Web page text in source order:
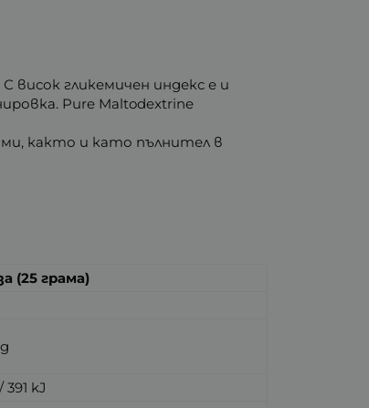
висок гликемичен индекс е и
Pure Maltodextrine
както и като пълнител в
(25 грама)
391 kJ